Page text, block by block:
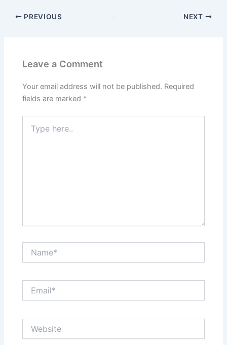
PREVIOUS NEXT
Leave a Comment
Your email address will not be published. Required
fields are marked *
here..